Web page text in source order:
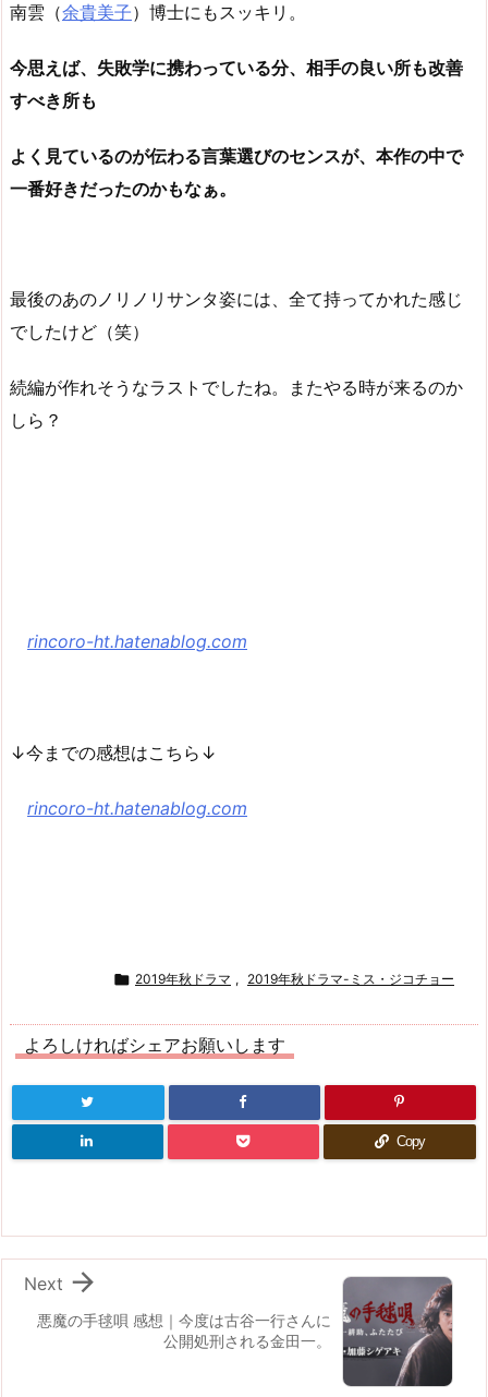
南雲（余貴美子）博士にもスッキリ。
今思えば、失敗学に携わっている分、相手の良い所も改善
すべき所も
よく見ているのが伝わる言葉選びのセンスが、本作の中で
一番好きだったのかもなぁ。
最後のあのノリノリサンタ姿には、全て持ってかれた感じ
でしたけど（笑）
続編が作れそうなラストでしたね。またやる時が来るのか
しら？
rincoro-ht.hatenablog.com
↓今までの感想はこちら↓
rincoro-ht.hatenablog.com
 2019年秋ドラマ , 2019年秋ドラマ-ミス・ジコチョー
よろしければシェアお願いします
Copy
悪魔の手毬唄 感想｜今度は古谷一行さんに
公開処刑される金田一。

Next